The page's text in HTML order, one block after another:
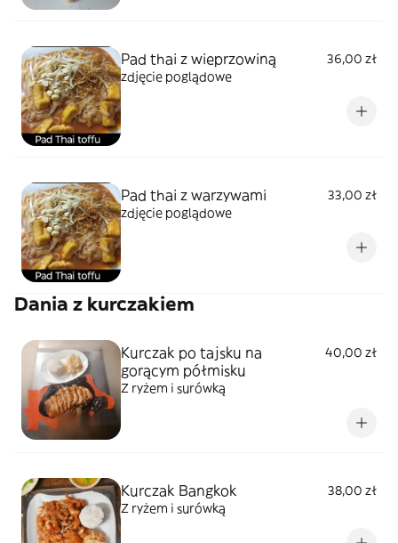
Pad thai z wieprzowiną
36,00 zł
zdjęcie poglądowe
Pad thai z warzywami
33,00 zł
zdjęcie poglądowe
Dania z kurczakiem
Kurczak po tajsku na
gorącym półmisku
40,00 zł
Z ryżem i surówką
Kurczak Bangkok
38,00 zł
Z ryżem i surówką